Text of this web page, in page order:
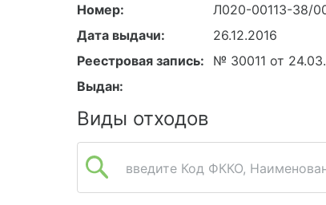
Номер:
Л020-00113-38/
Дата выдачи:
26.12.2016
Реестровая запись:
№ 30011 от
Выдан:
Виды отходов
введите Код ФККО,